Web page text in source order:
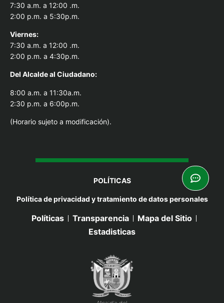
7:30 a.m. a 12:00 .m.
2:00 p.m. a 5:30p.m.
Viernes:
7:30 a.m. a 12:00 .m.
2:00 p.m. a 4:30p.m.
Del Alcalde al Ciudadano:
8:00 a.m. a 11:30a.m.
2:30 p.m. a 6:00p.m.
(Horario sujeto a modificación).
POLÍTICAS
Política de privacidad y tratamiento de datos personales
Políticas Transparencia
Mapa del Sitio
Estadisticas